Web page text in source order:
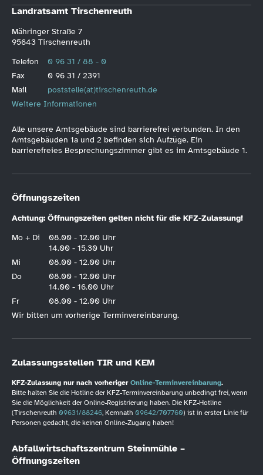
Landratsamt Tirschenreuth
Mähringer Straße 7
95643 Tirschenreuth
Telefon
0 96 31 / 88 - 0
Fax
0 96 31 / 2391
Mail
poststelle(at)tirschenreuth.de
Weitere Informationen
Alle unsere Amtsgebäude sind barrierefrei verbunden. In den
Amtsgebäuden 1a und 2 befinden sich Aufzüge. Ein
barrierefreies Besprechungszimmer gibt es im Amtsgebäude 1.
Öffnungszeiten
Achtung: Öffnungszeiten gelten nicht für die KFZ-Zulassung!
Mo + Di
08.00 - 12.00 Uhr
14.00 - 15.30 Uhr
Mi
08.00 - 12.00 Uhr
Do
08.00 - 12.00 Uhr
14.00 - 16.00 Uhr
Fr
08.00 - 12.00 Uhr
Wir bitten um vorherige Terminvereinbarung.
Zulassungsstellen TIR und KEM
KFZ-Zulassung nur nach vorheriger Online-Terminvereinbarung.
Bitte halten Sie die Hotline der KFZ-Terminvereinbarung unbedingt frei, wenn
Sie die Möglichkeit der Online-Registrierung haben. Die KFZ-Hotline
(Tirschenreuth 09631/88246, Kemnath 09642/707760) ist in erster Linie für
Personen gedacht, die keinen Online-Zugang haben!
Abfallwirtschaftszentrum Steinmühle –
Öffnungszeiten